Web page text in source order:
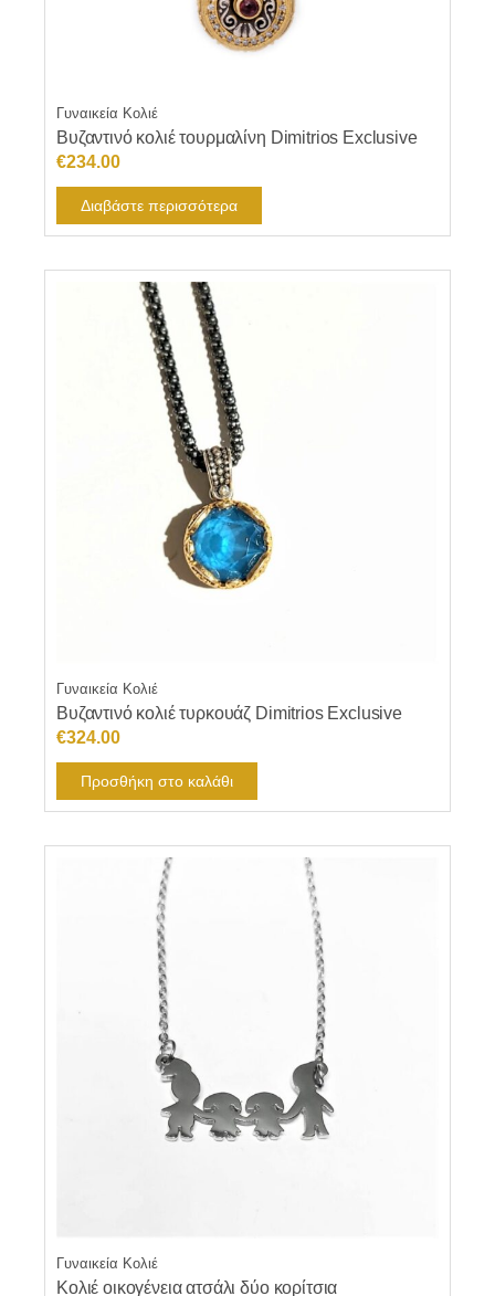
Γυναικεία Κολιέ
Βυζαντινό κολιέ τουρμαλίνη Dimitrios Exclusive
€234.00
Διαβάστε περισσότερα
Γυναικεία Κολιέ
Βυζαντινό κολιέ τυρκουάζ Dimitrios Exclusive
€324.00
Προσθήκη στο καλάθι
Γυναικεία Κολιέ
Κολιέ οικογένεια ατσάλι δύο κορίτσια